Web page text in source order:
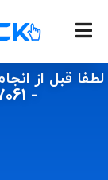
لطفا قبل از
- 09129737061 | 09122935635